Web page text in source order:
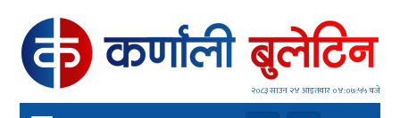
२०८३ साउन २४ आइतवार०४:०७:५६ बजे